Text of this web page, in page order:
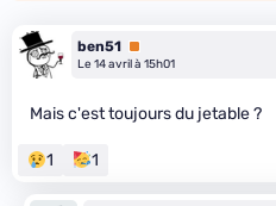
ben51 Premium
Le 14 avril à 15h01
Mais c'est toujours du jetable ?
1 1